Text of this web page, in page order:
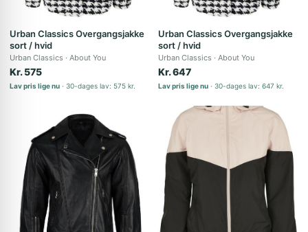
Urban Classics Overgangsjakke
sort / hvid
Urban Classics About You
Kr. 575
Lav pris lige nu 30-dages lav: 575 kr.
Urban Classics Overgangsjakke
sort / hvid
Urban Classics About You
Kr. 647
Lav pris lige nu 30-dages lav: 647 kr.